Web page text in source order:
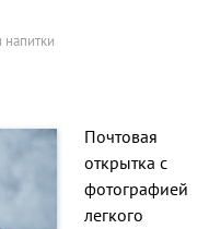
напитки
Почтовая
открытка с
фотографией
легкого